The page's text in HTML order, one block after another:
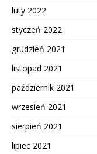
luty 2022
styczeń 2022
grudzień 2021
listopad 2021
październik 2021
wrzesień 2021
sierpień 2021
lipiec 2021